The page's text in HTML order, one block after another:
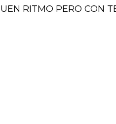
RITMO PERO CON